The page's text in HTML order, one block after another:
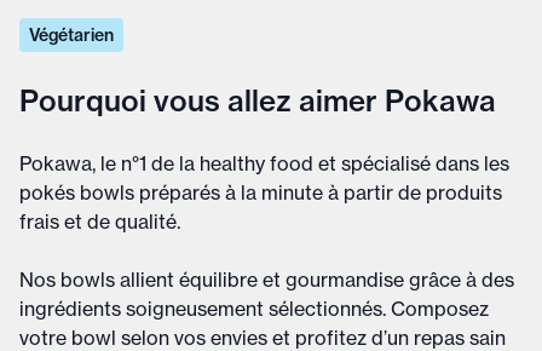
Végétarien
Pourquoi vous allez aimer Pokawa
Pokawa, le n°1 de la healthy food et spécialisé dans les
pokés bowls préparés à la minute à partir de produits
frais et de qualité.
Nos bowls allient équilibre et gourmandise grâce à des
ingrédients soigneusement sélectionnés. Composez
votre bowl selon vos envies et profitez d’un repas sain